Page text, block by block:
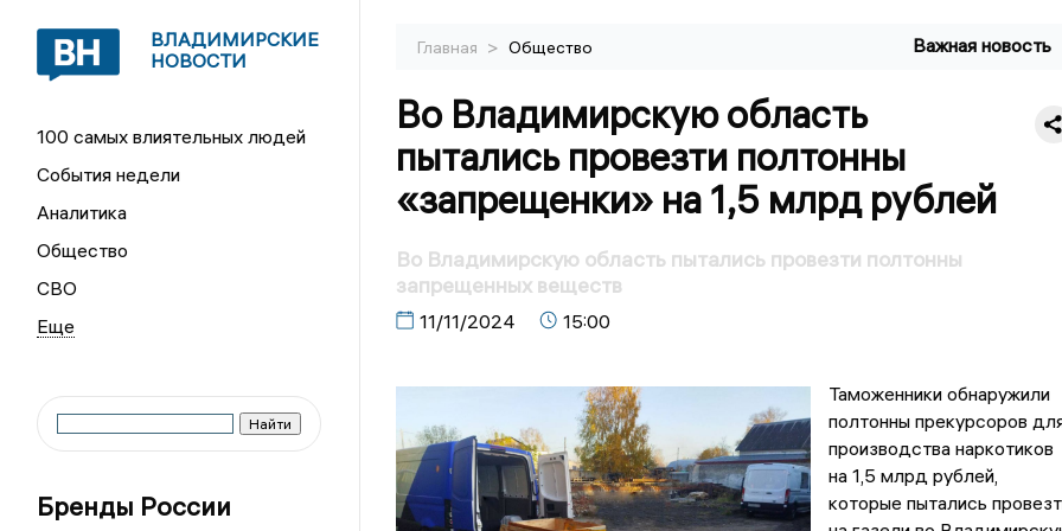
ВЛАДИМИРСКИЕ
НОВОСТИ
100 самых влиятельных людей
События недели
Аналитика
Общество
СВО
Бренды России
Главная > Общество Важная новость
Во Владимирскую область
пытались провезти полтонны
«запрещенки» на 1,5 млрд рублей
Во Владимирскую область пытались провезти полтонны
запрещенных веществ
11/11/2024 15:00
Таможенники обнаружили
полтонны прекурсоров
производства наркотиков
на 1,5 млрд рублей,
которые пытались